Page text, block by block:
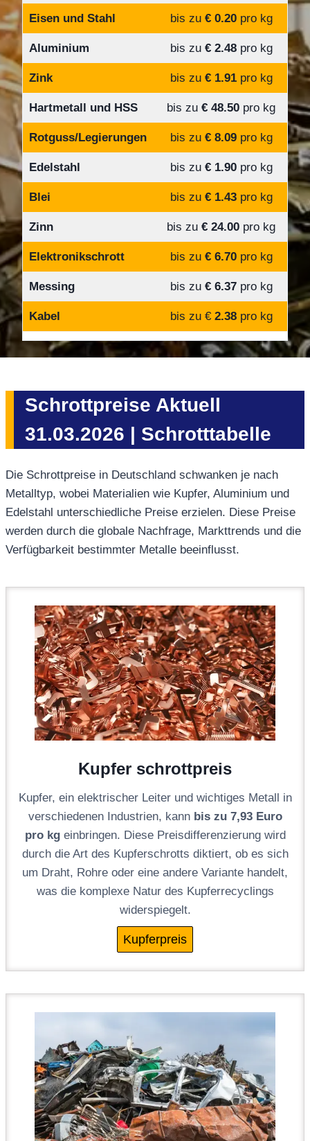
Eisen und Stahl bis zu € 0.20pro kg
Aluminium bis zu € 2.48pro kg
Zink bis zu € 1.91pro kg
Hartmetall und HSS bis zu € 48.50 pro kg
Rotguss/Legierungen bis zu € 8.09 pro kg
Edelstahl bis zu € 1.90pro kg
Blei bis zu € 1.43pro kg
Zinn bis zu € 24.00 pro kg
Elektronikschrott bis zu € 6.70pro kg
Messing bis zu € 6.37pro kg
Kabel bis zu € 2.38pro kg
Schrottpreise Aktuell
31.03.2026 | Schrotttabelle
Die Schrottpreise in Deutschland schwanken je nach
Metalltyp, wobei Materialien wie Kupfer, Aluminium und
Edelstahl unterschiedliche Preise erzielen. Diese Preise
werden durch die globale Nachfrage, Markttrends und die
Verfügbarkeit bestimmter Metalle beeinflusst.
Kupfer schrottpreis
Kupfer, ein elektrischer Leiter und wichtiges Metall in
verschiedenen Industrien, kann bis zu 7,93Euro
pro kgeinbringen. Diese Preisdifferenzierung wird
durch die Art des Kupferschrotts diktiert, ob es sich
um Draht, Rohre oder eine andere Variante handelt,
was die komplexe Natur des Kupferrecyclings
widerspiegelt.
Kupferpreis